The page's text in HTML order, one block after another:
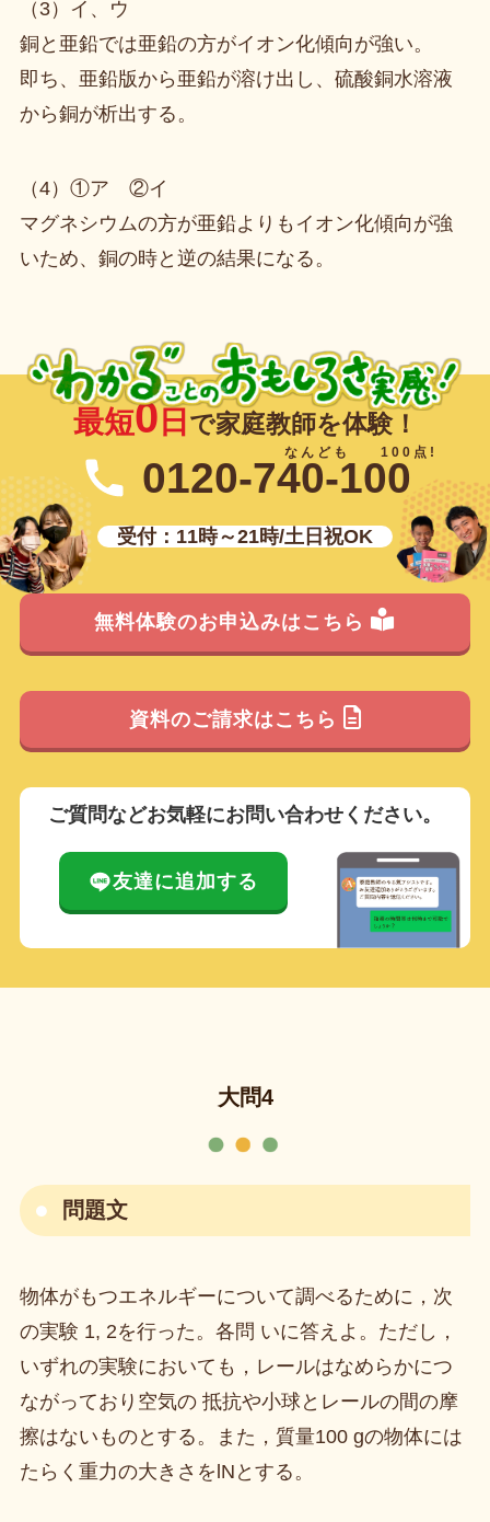
（3）イ、ウ
銅と亜鉛では亜鉛の方がイオン化傾向が強い。
即ち、亜鉛版から亜鉛が溶け出し、硫酸銅水溶液
から銅が析出する。
（4）①ア ②イ
マグネシウムの方が亜鉛よりもイオン化傾向が強
いため、銅の時と逆の結果になる。
最短0 日 で家庭教師を体験！
0120-740-100
受付：11時～21時/土日祝OK
無料体験のお申込みはこちら
資料のご請求はこちら
ご質問などお気軽にお問い合わせください。
友達に追加する
大問4
問題文
物体がもつエネルギーについて調べるために，次
の実験 1, 2を行った。各問 いに答えよ。ただし，
いずれの実験においても，レールはなめらかにつ
ながっており空気の 抵抗や小球とレールの間の摩
擦はないものとする。また，質量100 gの物体には
たらく重力の大きさをlNとする。